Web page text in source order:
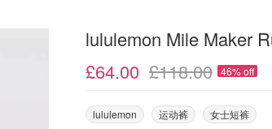
lululemon Mile Maker
£64.00 £118.00 46% off
lululemon 运动裤 女士短裤